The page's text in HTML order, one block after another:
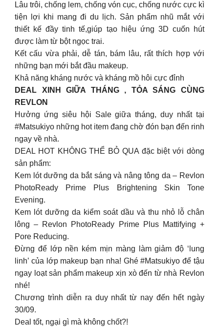
Lâu trôi, chống lem, chống vón cục, chống nước cực kì
tiện lợi khi mang đi du lịch. Sản phẩm nhũ mắt với
thiết kế đầy tinh tế,giúp tạo hiệu ứng 3D cuốn hút
được làm từ bột ngọc trai.
Kết cấu vừa phải, dễ tán, bám lâu, rất thích hợp với
những bạn mới bắt đầu makeup.
Khả năng kháng nước và kháng mồ hôi cực đỉnh
DEAL XINH GIỮA THÁNG , TỎA SÁNG CÙNG
REVLON
Hưởng ứng siêu hội Sale giữa tháng, duy nhất tại
#Matsukiyo những hot item đang chờ đón bạn đến rinh
ngay về nhà.
DEAL HOT KHÔNG THỂ BỎ QUA đặc biệt với dòng
sản phẩm:
Kem lót dưỡng da bắt sáng và nâng tông da – Revlon
PhotoReady Prime Plus Brightening Skin Tone
Evening.
Kem lót dưỡng da kiểm soát dầu và thu nhỏ lỗ chân
lông – Revlon PhotoReady Prime Plus Mattifying +
Pore Reducing.
Đừng để lớp nền kém mịn màng làm giảm độ ‘lung
linh’ của lớp makeup bạn nha! Ghé #Matsukiyo để tậu
ngay loạt sản phẩm makeup xịn xò đến từ nhà Revlon
nhé!
Chương trình diễn ra duy nhất từ nay đến hết ngày
30/09.
Deal tốt, ngại gì mà không chốt?!